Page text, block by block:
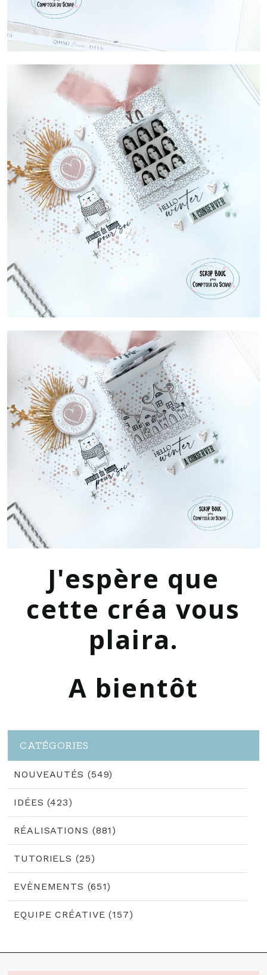
J'espère que
cette créa vous
plaira.
A bientôt
CATÉGORIES
NOUVEAUTÉS (549)
IDÉES (423)
RÉALISATIONS (881)
TUTORIELS (25)
EVÈNEMENTS (651)
EQUIPE CRÉATIVE (157)